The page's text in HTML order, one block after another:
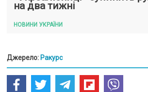
на два тижні
НОВИНИ УКРАЇНИ
Джерело: Ракурс